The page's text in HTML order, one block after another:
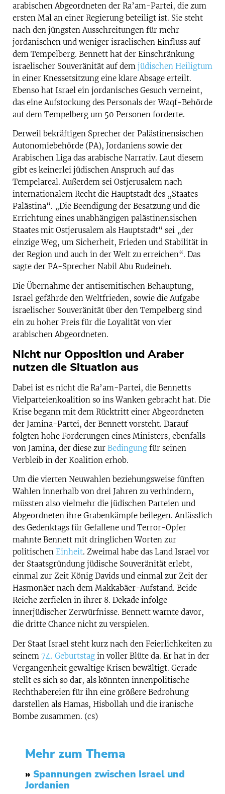
arabischen Abgeordneten der Ra’am-Partei, die zum
ersten Mal an einer Regierung beteiligt ist. Sie steht
nach den jüngsten Ausschreitungen für mehr
jordanischen und weniger israelischen Einfluss auf
dem Tempelberg. Bennett hat der Einschränkung
israelischer Souveränität auf dem jüdischen Heiligtum
in einer Knessetsitzung eine klare Absage erteilt.
Ebenso hat Israel ein jordanisches Gesuch verneint,
das eine Aufstockung des Personals der Waqf-Behörde
auf dem Tempelberg um 50 Personen forderte.
Derweil bekräftigen Sprecher der Palästinensischen
Autonomiebehörde (PA), Jordaniens sowie der
Arabischen Liga das arabische Narrativ. Laut diesem
gibt es keinerlei jüdischen Anspruch auf das
Tempelareal. Außerdem sei Ostjerusalem nach
internationalem Recht die Hauptstadt des „Staates
Palästina“. „Die Beendigung der Besatzung und die
Errichtung eines unabhängigen palästinensischen
Staates mit Ostjerusalem als Hauptstadt“ sei „der
einzige Weg, um Sicherheit, Frieden und Stabilität in
der Region und auch in der Welt zu erreichen“. Das
sagte der PA-Sprecher Nabil Abu Rudeineh.
Die Übernahme der antisemitischen Behauptung,
Israel gefährde den Weltfrieden, sowie die Aufgabe
israelischer Souveränität über den Tempelberg sind
ein zu hoher Preis für die Loyalität von vier
arabischen Abgeordneten.
Nicht nur Opposition und Araber
nutzen die Situation aus
Dabei ist es nicht die Ra’am-Partei, die Bennetts
Vielparteienkoalition so ins Wanken gebracht hat. Die
Krise begann mit dem Rücktritt einer Abgeordneten
der Jamina-Partei, der Bennett vorsteht. Darauf
folgten hohe Forderungen eines Ministers, ebenfalls
von Jamina, der diese zur Bedingung für seinen
Verbleib in der Koalition erhob.
Um die vierten Neuwahlen beziehungsweise fünften
Wahlen innerhalb von drei Jahren zu verhindern,
müssten also vielmehr die jüdischen Parteien und
Abgeordneten ihre Grabenkämpfe beilegen. Anlässlich
des Gedenktags für Gefallene und Terror-Opfer
mahnte Bennett mit dringlichen Worten zur
politischen Einheit. Zweimal habe das Land Israel vor
der Staatsgründung jüdische Souveränität erlebt,
einmal zur Zeit König Davids und einmal zur Zeit der
Hasmonäer nach dem Makkabäer-Aufstand. Beide
Reiche zerfielen in ihrer 8. Dekade infolge
innerjüdischer Zerwürfnisse. Bennett warnte davor,
die dritte Chance nicht zu verspielen.
Der Staat Israel steht kurz nach den Feierlichkeiten zu
seinem 74. Geburtstag in voller Blüte da. Er hat in der
Vergangenheit gewaltige Krisen bewältigt. Gerade
stellt es sich so dar, als könnten innenpolitische
Rechthabereien für ihn eine größere Bedrohung
darstellen als Hamas, Hisbollah und die iranische
Bombe zusammen. (cs)
Mehr zum Thema
» Spannungen zwischen Israel und
Jordanien